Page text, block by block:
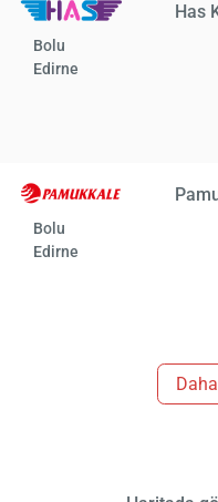
Has
Bolu
Edirne
Bolu
Edirne